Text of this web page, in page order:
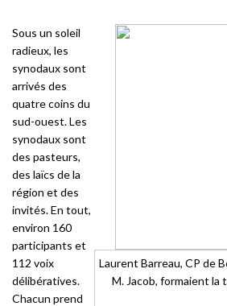
Laurent Barreau, CP de
M. Jacob, formaient la
Sous un soleil
radieux, les
synodaux sont
arrivés des
quatre coins du
sud-ouest. Les
synodaux sont
des pasteurs,
des laïcs de la
région et des
invités. En tout,
environ 160
participants et
112 voix
délibératives.
Chacun prend